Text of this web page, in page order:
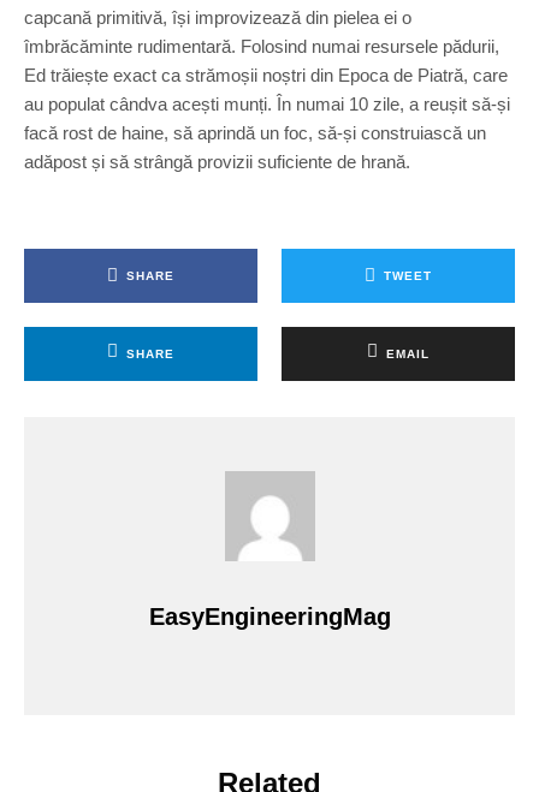
capcană primitivă, își improvizează din pielea ei o
îmbrăcăminte rudimentară. Folosind numai resursele pădurii,
Ed trăiește exact ca strămoșii noștri din Epoca de Piatră, care
au populat cândva acești munți. În numai 10 zile, a reușit să-și
facă rost de haine, să aprindă un foc, să-și construiască un
adăpost și să strângă provizii suficiente de hrană.
SHARE TWEET
SHARE EMAIL
EasyEngineeringMag
Related